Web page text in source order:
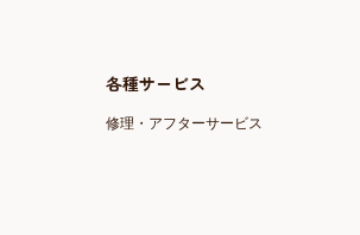
各種サービス
修理・アフターサービス